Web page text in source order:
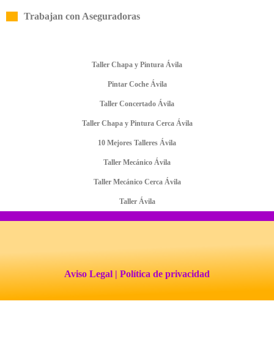
Trabajan con Aseguradoras
Taller Chapa y Pintura Ávila
Pintar Coche Ávila
Taller Concertado Ávila
Taller Chapa y Pintura Cerca Ávila
10 Mejores Talleres Ávila
Taller Mecánico Ávila
Taller Mecánico Cerca Ávila
Taller Ávila
Aviso Legal | Política de privacidad